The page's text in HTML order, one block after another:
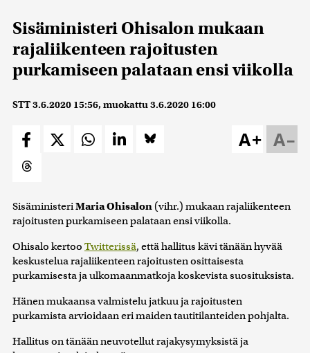
Sisäministeri Ohisalon mukaan
rajaliikenteen rajoitusten
purkamiseen palataan ensi viikolla
STT3.6.2020 15:56, muokattu3.6.2020 16:00
A–
A+
SisäministeriMaria Ohisalon (vihr.) mukaan rajaliikenteen
rajoitusten purkamiseen palataan ensi viikolla.
Ohisalo kertoo Twitterissä, että hallitus kävi tänään hyvää
keskustelua rajaliikenteen rajoitusten osittaisesta
purkamisesta ja ulkomaanmatkoja koskevista suosituksista.
Hänen mukaansa valmistelu jatkuu ja rajoitusten
purkamista arvioidaan eri maiden tautitilanteiden pohjalta.
Hallitus on tänään neuvotellut rajakysymyksistä ja